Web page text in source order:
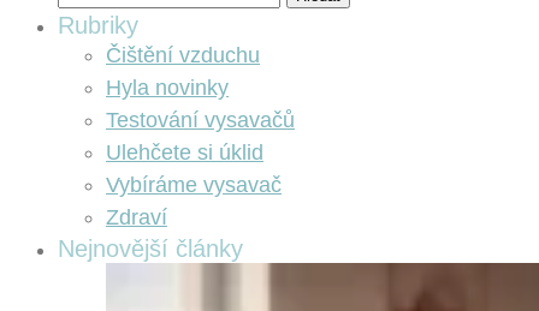
Rubriky
Čištění vzduchu
Hyla novinky
Testování vysavačů
Ulehčete si úklid
Vybíráme vysavač
Zdraví
Nejnovější články